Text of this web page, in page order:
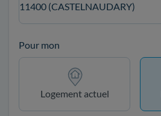
11400 (CASTELNAUDARY)
Pour mon
Logement actuel